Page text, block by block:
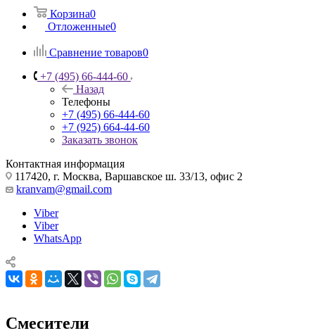
Корзина0
Отложенные0
Сравнение товаров0
+7 (495) 66-444-60
Назад
Телефоны
+7 (495) 66-444-60
+7 (925) 664-44-60
Заказать звонок
Контактная информация
117420, г. Москва, Варшавское ш. 33/13, офис 2
kranvam@gmail.com
Viber
Viber
WhatsApp
Смесители